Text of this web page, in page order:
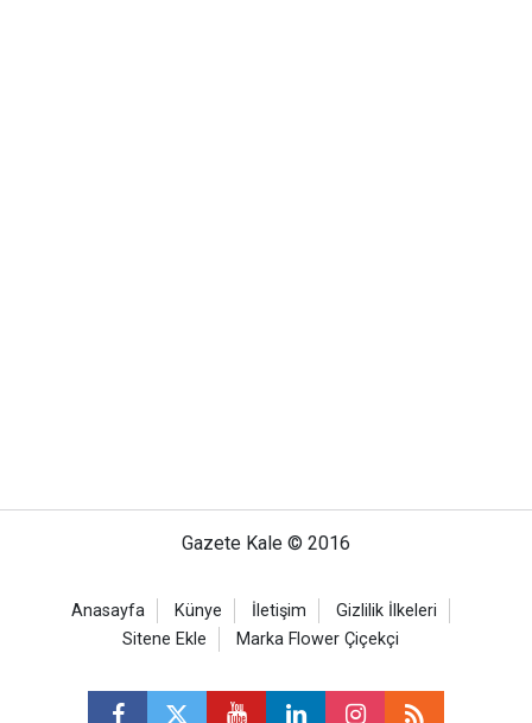
Gazete Kale © 2016
Anasayfa Künye İletişim
Gizlilik İlkeleri
Sitene Ekle
Marka Flower Çiçekçi